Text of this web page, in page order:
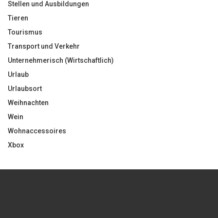
Stellen und Ausbildungen
Tieren
Tourismus
Transport und Verkehr
Unternehmerisch (Wirtschaftlich)
Urlaub
Urlaubsort
Weihnachten
Wein
Wohnaccessoires
Xbox